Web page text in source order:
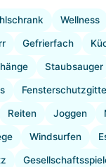
Wellness
Gefrierfach
Staubsauger
Reiten Joggen
Windsurfen